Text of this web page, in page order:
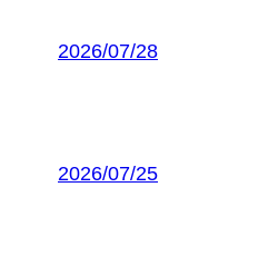
2026/07/28
2026/07/25